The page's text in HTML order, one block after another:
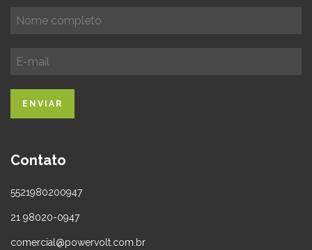
Contato
5521980200947
21 98020-0947
comercial@powervolt.com.br